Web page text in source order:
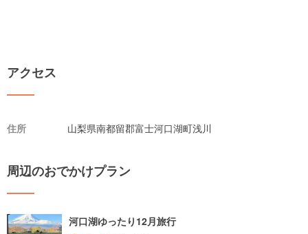
アクセス
住所 山梨県南都留郡富士河口湖町浅川
周辺のおでかけプラン
河口湖ゆったり12月旅行